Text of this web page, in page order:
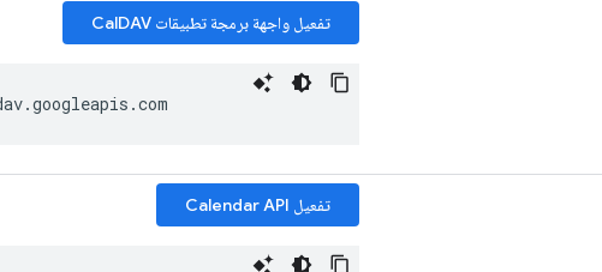
تفعيل واجهة برمجة تطبيقات CalDAV
.googleapis .com
تفعيل Calendar API